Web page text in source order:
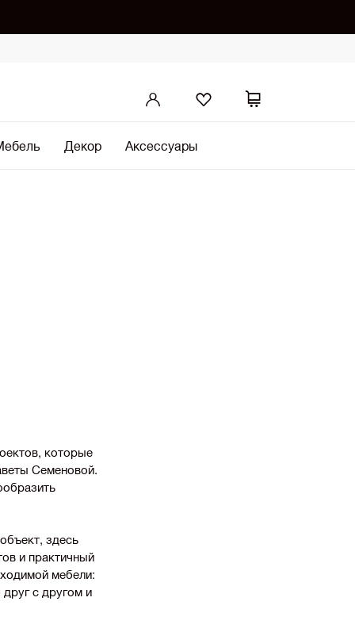
Декор Аксессуары
которые
Семеновой.
здесь
и практичный
мебели:
с другом и